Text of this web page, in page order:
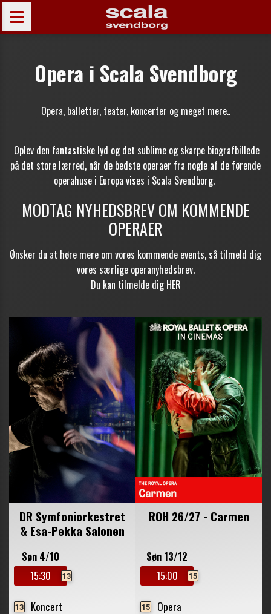
Opera i Scala Svendborg
Opera, balletter, teater, koncerter og meget mere..
Oplev den fantastiske lyd og det sublime og skarpe biografbillede
på det store lærred, når de bedste operaer fra nogle af de førende
operahuse i Europa vises i Scala Svendborg.
MODTAG NYHEDSBREV OM KOMMENDE
OPERAER
Ønsker du at høre mere om vores kommende events, så tilmeld dig
vores særlige operanyhedsbrev.
Du kan tilmelde digHER